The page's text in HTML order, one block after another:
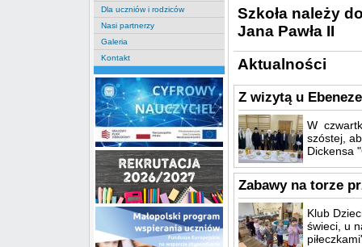
Dla uczniów i rodziców
Nasi partnerzy
Galeria
Kontakt
Szkoła należy
Jana Pawła II
Aktualności
Z wizytą u
W
szóstej,
Dickensa
Zabawy na torze
Klub
świeci, u